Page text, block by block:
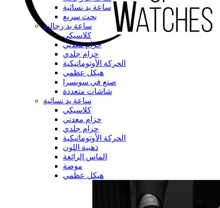
ساعة يد نسائية
بحث سريع
ساعة يد رجالية
كلاسيكي
حزام معدني
حزام جلدي
الحركة الأوتوماتيكية
هيكل عظمي
صنع في سويسرا
شاشات متعددة
ساعة يد نسائية
كلاسيكي
حزام معدني
حزام جلدي
الحركة الأوتوماتيكية
ذهبية اللون
الماس الرائعة
موضة
هيكل عظمي